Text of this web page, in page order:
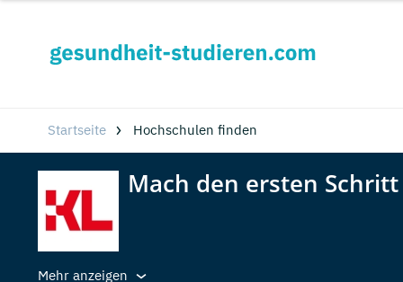
Startseite Hochschulen finden
Mehr anzeigen